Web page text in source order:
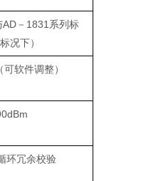
－1831系列标
况下）
软件调整）
环冗余校验